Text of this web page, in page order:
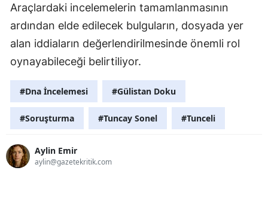
Araçlardaki incelemelerin tamamlanmasının
ardından elde edilecek bulguların, dosyada yer
alan iddiaların değerlendirilmesinde önemli rol
oynayabileceği belirtiliyor.
#Dna İncelemesi #Gülistan Doku
#Soruşturma #Tuncay Sonel #Tunceli
Aylin Emir
aylin@gazetekritik.com